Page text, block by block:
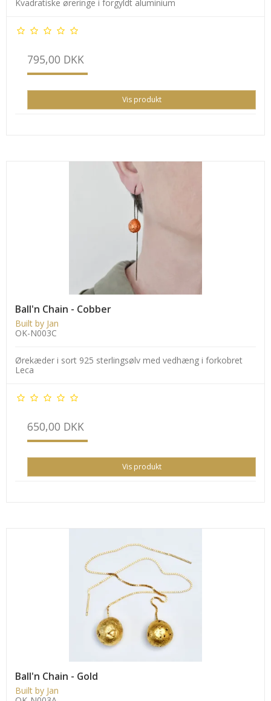
Kvadratiske øreringe i forgyldt aluminium
795,00 DKK
Vis produkt
Ball'n Chain - Cobber
Built by Jan
OK-N003C
Ørekæder i sort 925 sterlingsølv med vedhæng i forkobret
Leca
650,00 DKK
Vis produkt
Ball'n Chain - Gold
Built by Jan